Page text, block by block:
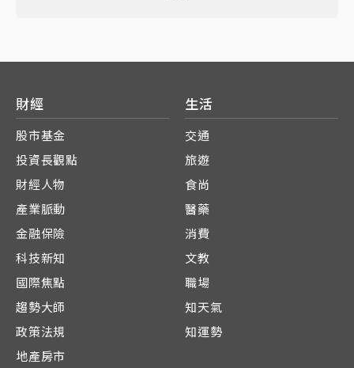
財經
股市基金
投資長觀點
財經人物
產業脈動
金融保險
科技新知
國際焦點
趨勢大師
政策法規
地產房市
生活
交通
旅遊
食尚
醫藥
消費
文教
職場
知天氣
知運勢